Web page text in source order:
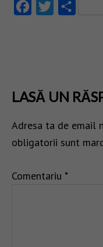
FacebookTwitter
LASĂ UN
Adresa ta de email
obligatorii sunt
Comentariu *